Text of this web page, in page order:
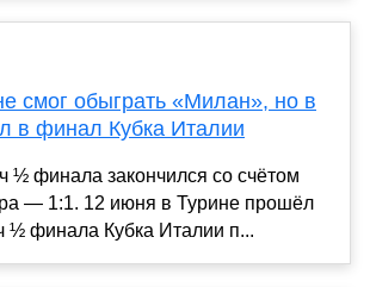
смог обыграть «Милан», но в
в финал Кубка Италии
½ финала закончился со счётом
— 1:1. 12 июня в Турине прошёл
½ финала Кубка Италии п...